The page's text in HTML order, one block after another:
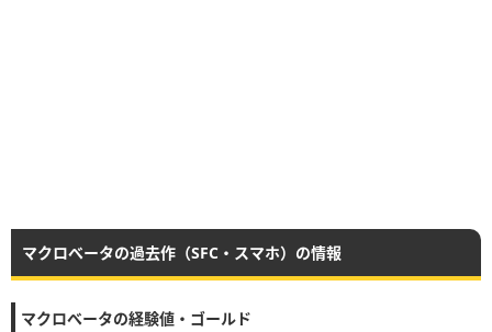
マクロべータの過去作（SFC・スマホ）の情報
マクロべータの経験値・ゴールド